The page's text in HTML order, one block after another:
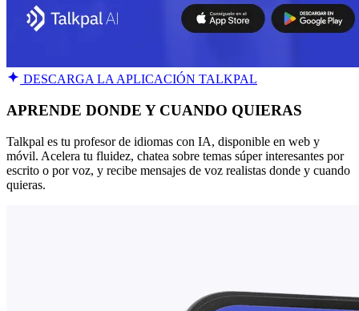
DESCARGA LA APLICACIÓN TALKPAL
APRENDE DONDE Y CUANDO QUIERAS
Talkpal es tu profesor de idiomas con IA, disponible en web y
móvil. Acelera tu fluidez, chatea sobre temas súper interesantes por
escrito o por voz, y recibe mensajes de voz realistas donde y cuando
quieras.